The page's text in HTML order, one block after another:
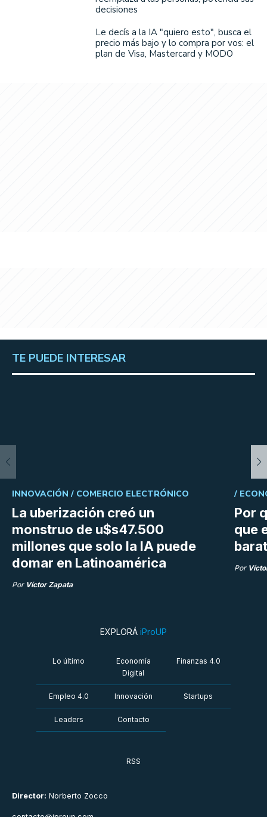
decisiones
Le decís a la IA "quiero esto", busca el
precio más bajo y lo compra por vos: el
plan de Visa, Mastercard y MODO
TE PUEDE INTERESAR
La uberización creó un
monstruo de u$s47.500
millones que solo la IA puede
domar en Latinoamérica
INNOVACIÓN / COMERCIO ELECTRÓNICO
Por Víctor Zapata
Por
que
/
Por
Director: Norberto Zocco
EXPLORÁ iProUP
Lo último
Economía
Digital
Finanzas 4.0
Empleo 4.0 Innovación Startups
Leaders Contacto
RSS